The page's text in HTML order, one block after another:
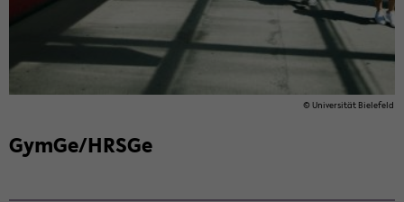
© Uni­ver­si­tät Bie­le­feld
GymGe/HRSGe